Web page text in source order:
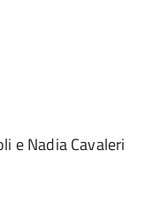
e Nadia Cavaleri